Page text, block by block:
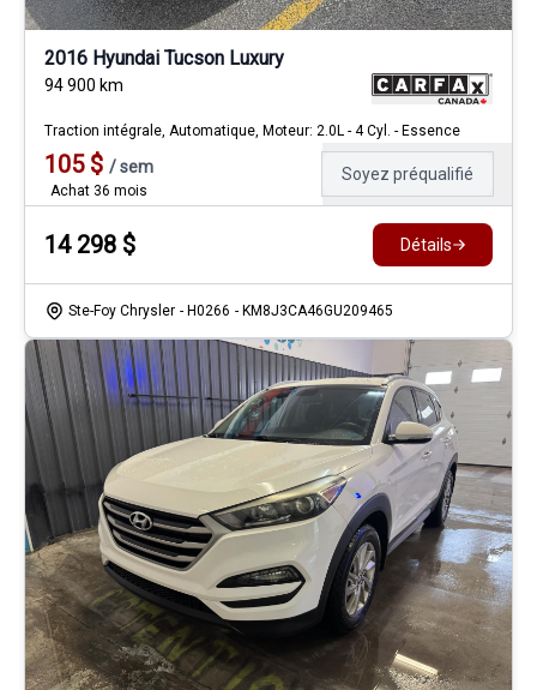
2016 Hyundai Tucson Luxury
94 900 km
Traction intégrale, Automatique, Moteur: 2.0L - 4 Cyl. - Essence
105$ /sem
Achat 36 mois
Soyez préqualifié
14 298 $ Détails
Ste-Foy Chrysler - H0266 - KM8J3CA46GU209465